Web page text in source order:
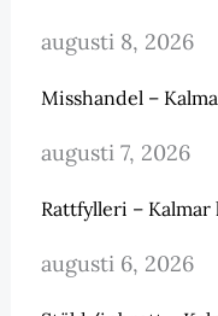
augusti 8, 2026
Misshandel –
augusti 7, 2026
Rattfylleri – Kalmar
augusti 6, 2026